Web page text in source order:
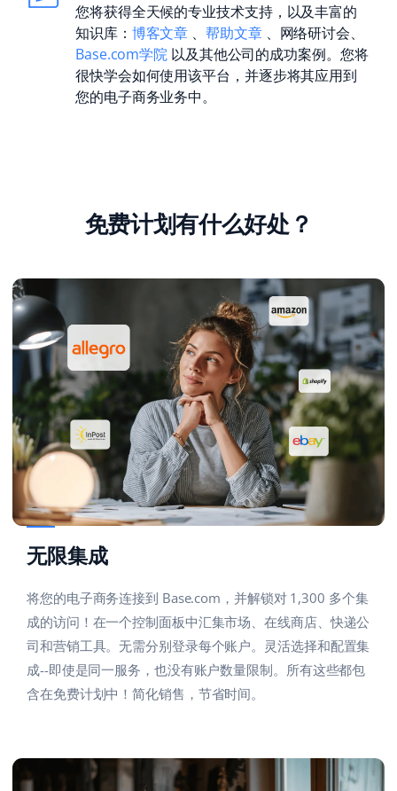
您将获得全天候的专业技术支持，以及丰富的
知识库： 博客文章 、帮助文章、网络研讨会、
Base.com学院 以及其他公司的成功案例。您将
很快学会如何使用该平台，并逐步将其应用到
您的电子商务业务中。
免费计划有什么好处？
无限集成
将您的电子商务连接到 Base.com，并解锁对 1,300 多个集
成的访问！在一个控制面板中汇集市场、在线商店、快递公
司和营销工具。无需分别登录每个账户。灵活选择和配置集
成--即使是同一服务，也没有账户数量限制。所有这些都包
含在免费计划中！简化销售，节省时间。